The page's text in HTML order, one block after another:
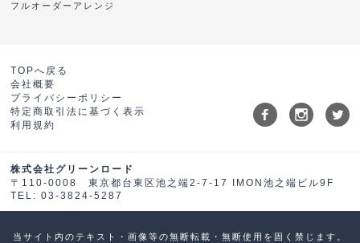
フルオーダーアレンジ
TOPへ戻る
会社概要
プライバシーポリシー
特定商取引法に基づく表示
利用規約
株式会社グリーンロード
〒110-0008 東京都台東区池之端2-7-17 IMON池之端ビル9F
TEL: 03-3824-5287
当サイト内のテキスト・画像等の無断転載・無断使用を固く禁じます。